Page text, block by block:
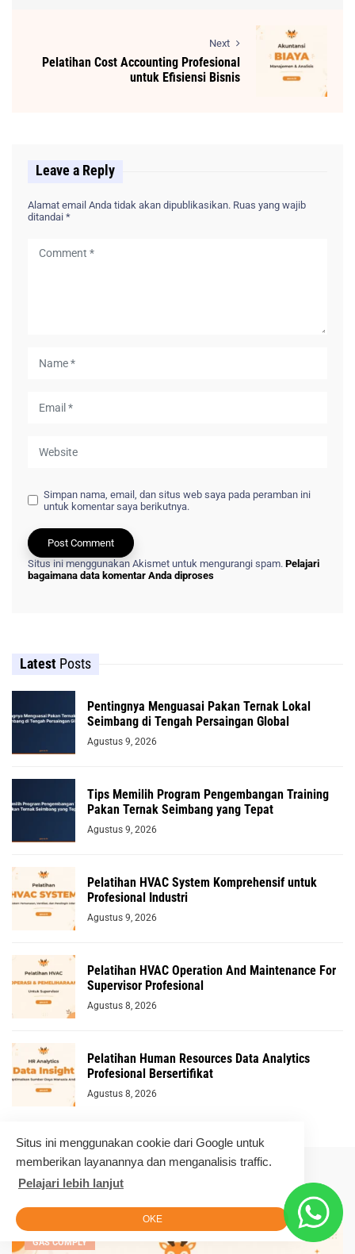
Situs ini menggunakan cookie dari Google untuk
memberikan layanannya dan menganalisis traffic.
Pelajari lebih lanjut
OKE
Next
Pelatihan Cost Accounting Profesional
untuk Efisiensi Bisnis
Leave a Reply
Alamat email Anda tidak akan dipublikasikan. Ruas yang wajib
ditandai *
Simpan nama, email, dan situs web saya pada peramban ini
untuk komentar saya berikutnya.
Situs ini menggunakan Akismet untuk mengurangi spam. Pelajari
bagaimana data komentar Anda diproses
Latest Posts
Pentingnya Menguasai Pakan Ternak Lokal
Seimbang di Tengah Persaingan Global
Agustus 9, 2026
Tips Memilih Program Pengembangan Training
Pakan Ternak Seimbang yang Tepat
Agustus 9, 2026
Pelatihan HVAC System Komprehensif untuk
Profesional Industri
Agustus 9, 2026
Pelatihan HVAC Operation And Maintenance For
Supervisor Profesional
Agustus 8, 2026
Pelatihan Human Resources Data Analytics
Profesional Bersertifikat
Agustus 8, 2026
Related articles
GAS COMPLY